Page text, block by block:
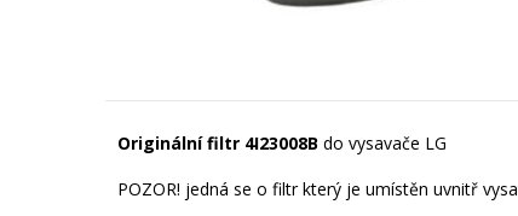
Originální filtr 4I23008B do vysavače LG
POZOR! jedná se o filtr který je umístěn uvnitř